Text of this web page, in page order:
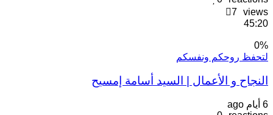
0
روحكم ونفسكم
و الأعمال | السيد أسامة إمسيح